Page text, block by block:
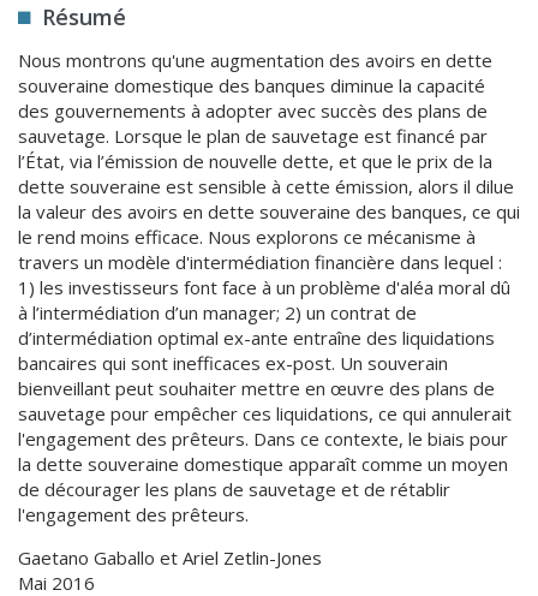
Résumé
Nous montrons qu'une augmentation des avoirs en dette
souveraine domestique des banques diminue la capacité
des gouvernements à adopter avec succès des plans de
sauvetage. Lorsque le plan de sauvetage est financé par
l’État, via l’émission de nouvelle dette, et que le prix de la
dette souveraine est sensible à cette émission, alors il dilue
la valeur des avoirs en dette souveraine des banques, ce qui
le rend moins efficace. Nous explorons ce mécanisme à
travers un modèle d'intermédiation financière dans lequel :
1) les investisseurs font face à un problème d'aléa moral dû
à l’intermédiation d’un manager; 2) un contrat de
d’intermédiation optimal ex-ante entraîne des liquidations
bancaires qui sont inefficaces ex-post. Un souverain
bienveillant peut souhaiter mettre en œuvre des plans de
sauvetage pour empêcher ces liquidations, ce qui annulerait
l'engagement des prêteurs. Dans ce contexte, le biais pour
la dette souveraine domestique apparaît comme un moyen
de décourager les plans de sauvetage et de rétablir
l'engagement des prêteurs.
Gaetano Gaballo et Ariel Zetlin-Jones
Mai 2016